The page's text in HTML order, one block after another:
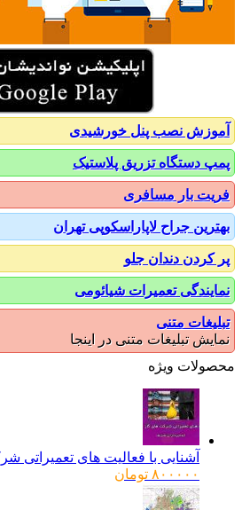
نصب پنل خورشیدی
دستگاه تزریق پلاستیک
بار مسافری
جراح لاپاراسکوپی تهران
دندان جلو
تعمیرات شیائومی
متنی
تبلیغات متنی در اینجا
ویژه
آشنایی با فعالیت های تعمیراتی شرکت
۸۰۰۰۰۰ تومان